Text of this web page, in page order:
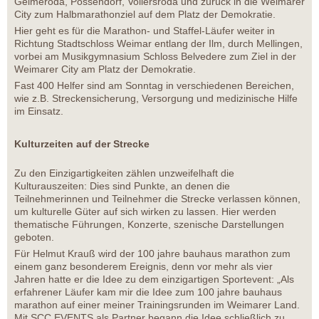
City zum Halbmarathonziel auf dem Platz der Demokratie.
Hier geht es für die Marathon- und Staffel-Läufer weiter in
Richtung Stadtschloss Weimar entlang der Ilm, durch Mellingen,
vorbei am Musikgymnasium Schloss Belvedere zum Ziel in der
Weimarer City am Platz der Demokratie.
Fast 400 Helfer sind am Sonntag in verschiedenen Bereichen,
wie z.B. Streckensicherung, Versorgung und medizinische Hilfe
im Einsatz.
Kulturzeiten auf der Strecke
Zu den Einzigartigkeiten zählen unzweifelhaft die
Kulturauszeiten: Dies sind Punkte, an denen die
Teilnehmerinnen und Teilnehmer die Strecke verlassen können,
um kulturelle Güter auf sich wirken zu lassen. Hier werden
thematische Führungen, Konzerte, szenische Darstellungen
geboten.
Für Helmut Krauß wird der 100 jahre bauhaus marathon zum
einem ganz besonderem Ereignis, denn vor mehr als vier
Jahren hatte er die Idee zu dem einzigartigen Sportevent: „Als
erfahrener Läufer kam mir die Idee zum 100 jahre bauhaus
marathon auf einer meiner Trainingsrunden im Weimarer Land.